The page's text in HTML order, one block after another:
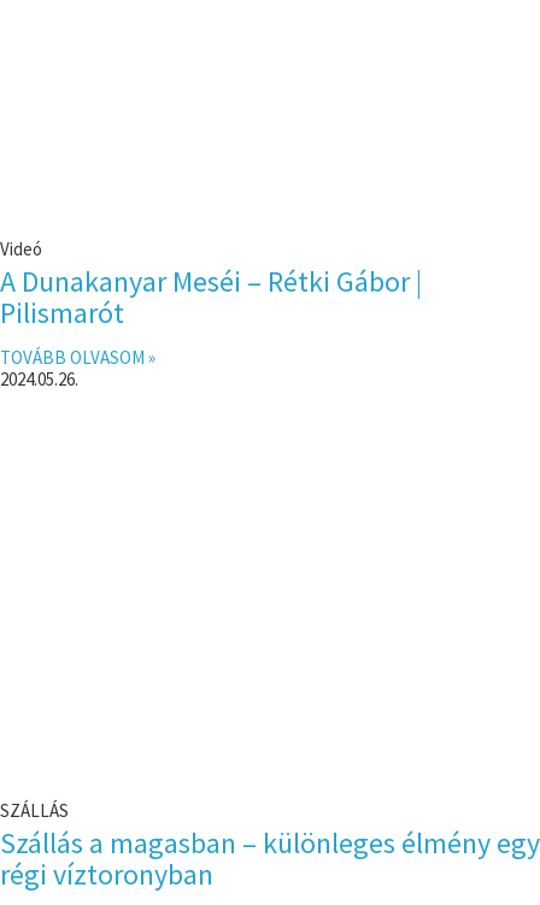
Videó
A Dunakanyar Meséi – Rétki Gábor |
Pilismarót
TOVÁBB OLVASOM »
2024.05.26.
SZÁLLÁS
Szállás a magasban – különleges élmény egy
régi víztoronyban